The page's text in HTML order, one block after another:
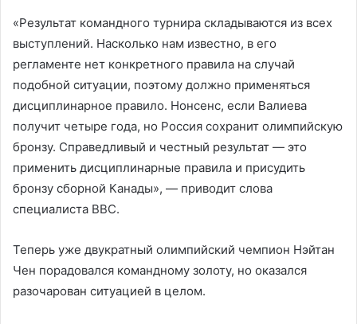
«Результат командного турнира складываются из всех
выступлений. Насколько нам известно, в его
регламенте нет конкретного правила на случай
подобной ситуации, поэтому должно применяться
дисциплинарное правило. Нонсенс, если Валиева
получит четыре года, но Россия сохранит олимпийскую
бронзу. Справедливый и честный результат — это
применить дисциплинарные правила и присудить
бронзу сборной Канады», — приводит слова
специалиста BBC.
Теперь уже двукратный олимпийский чемпион Нэйтан
Чен порадовался командному золоту, но оказался
разочарован ситуацией в целом.